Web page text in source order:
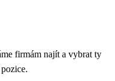
firmám najít a vybrat ty